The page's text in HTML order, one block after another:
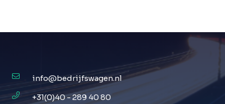
info@bedrijfswagen.nl
+31(0)40 - 289 40 80